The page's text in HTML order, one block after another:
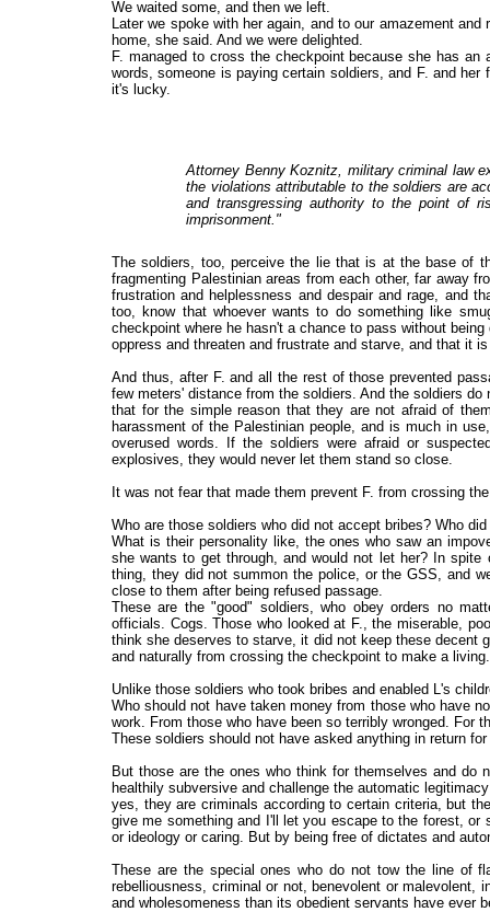
We waited some, and then we left.
Later we spoke with her again, and to our amazement
home, she said. And we were delighted.
F. managed to cross the checkpoint because she has
words, someone is paying certain soldiers, and F. and
it's lucky.
Attorney Benny Koznitz, military criminal law
the violations attributable to the soldiers are
and transgressing authority to the point of
imprisonment."
The soldiers, too, perceive the lie that is at the base of
fragmenting Palestinian areas from each other, far away
frustration and helplessness and despair and rage, and
too, know that whoever wants to do something like
checkpoint where he hasn't a chance to pass without
oppress and threaten and frustrate and starve, and that it
And thus, after F. and all the rest of those prevented
few meters' distance from the soldiers. And the soldiers
that for the simple reason that they are not afraid of
harassment of the Palestinian people, and is much in
overused words. If the soldiers were afraid or
explosives, they would never let them stand so close.
It was not fear that made them prevent F. from crossing
Who are those soldiers who did not accept bribes? Who
What is their personality like, the ones who saw an
she wants to get through, and would not let her? In
thing, they did not summon the police, or the GSS, and
close to them after being refused passage.
These are the "good" soldiers, who obey orders no
officials. Cogs. Those who looked at F., the miserable,
think she deserves to starve, it did not keep these decent
and naturally from crossing the checkpoint to make a living.
Unlike those soldiers who took bribes and enabled L's
Who should not have taken money from those who have
work. From those who have been so terribly wronged. For
These soldiers should not have asked anything in return
But those are the ones who think for themselves and do
healthily subversive and challenge the automatic
yes, they are criminals according to certain criteria, but
give me something and I'll let you escape to the forest,
or ideology or caring. But by being free of dictates and
These are the special ones who do not tow the line of
rebelliousness, criminal or not, benevolent or
and wholesomeness than its obedient servants have ever